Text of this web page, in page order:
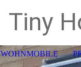
Tiny
WOHNMOBILE